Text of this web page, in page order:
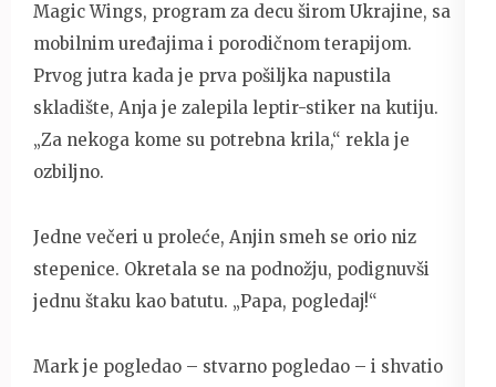
Magic Wings, program za decu širom Ukrajine, sa
mobilnim uređajima i porodičnom terapijom.
Prvog jutra kada je prva pošiljka napustila
skladište, Anja je zalepila leptir-stiker na kutiju.
„Za nekoga kome su potrebna krila,“ rekla je
ozbiljno.
Jedne večeri u proleće, Anjin smeh se orio niz
stepenice. Okretala se na podnožju, podignuvši
jednu štaku kao batutu. „Papa, pogledaj!“
Mark je pogledao – stvarno pogledao – i shvatio